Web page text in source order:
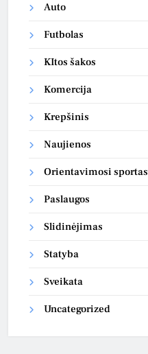
Auto
Futbolas
KItos šakos
Komercija
Krepšinis
Naujienos
Orientavimosi sportas
Paslaugos
Slidinėjimas
Statyba
Sveikata
Uncategorized